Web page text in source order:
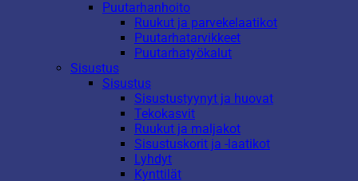
Puutarhanhoito
Ruukut ja parvekelaatikot
Puutarhatarvikkeet
Puutarhatyökalut
Sisustus
Sisustus
Sisustustyynyt ja huovat
Tekokasvit
Ruukut ja maljakot
Sisustuskorit ja -laatikot
Lyhdyt
Kynttilät